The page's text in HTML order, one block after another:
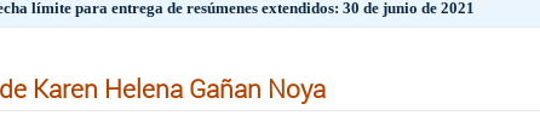
límite para entrega de resúmenes extendidos: 30 de junio de 2021
Karen Helena Gañan Noya